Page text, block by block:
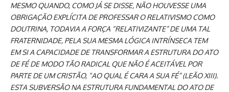
MESMO QUANDO, COMO JÁ SE DISSE, NÃO HOUVESSE UMA
OBRIGAÇÃO EXPLÍCITA DE PROFESSAR O RELATIVISMO COMO
DOUTRINA, TODAVIA A FORÇA “RELATIVIZANTE” DE UMA TAL
FRATERNIDADE, PELA SUA MESMA LÓGICA INTRÍNSECA TEM
EM SI A CAPACIDADE DE TRANSFORMAR A ESTRUTURA DO ATO
DE FÉ DE MODO TÃO RADICAL QUE NÃO É ACEITÁVEL POR
PARTE DE UM CRISTÃO, “AO QUAL É CARA A SUA FÉ” (LEÃO XIII).
ESTA SUBVERSÃO NA ESTRUTURA FUNDAMENTAL DO ATO DE